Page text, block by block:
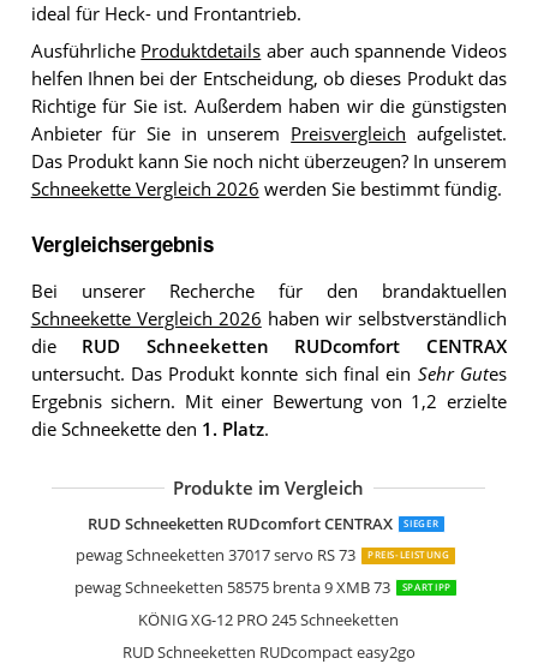
ideal für Heck- und Frontantrieb.
Ausführliche Produktdetails aber auch spannende Videos
helfen Ihnen bei der Entscheidung, ob dieses Produkt das
Richtige für Sie ist. Außerdem haben wir die günstigsten
Anbieter für Sie in unserem Preisvergleich aufgelistet.
Das Produkt kann Sie noch nicht überzeugen? In unserem
Schneekette Vergleich 2026 werden Sie bestimmt fündig.
Vergleichsergebnis
Bei unserer Recherche für den brandaktuellen
Schneekette Vergleich 2026 haben wir selbstverständlich
die RUD Schneeketten RUDcomfort CENTRAX
untersucht. Das Produkt konnte sich final ein Sehr Gutes
Ergebnis sichern. Mit einer Bewertung von 1,2 erzielte
die Schneekette den 1. Platz.
Produkte im Vergleich
RUD Schneeketten RUDcomfort CENTRAX SIEGER
pewag Schneeketten 37017 servo RS 73 PREIS-LEISTUNG
pewag Schneeketten 58575 brenta 9 XMB 73 SPARTIPP
KÖNIG XG-12 PRO 245 Schneeketten
RUD Schneeketten RUDcompact easy2go
pewag Schneeketten 12361 brenta-c
pewag Schneeketten 37145 servo suv
KÖNIG CL-10 100 Schneeketten
König CB-12 104 Schneeketten 2 Stück
pewag Schneeketten 88990 snox pro
Lescars Schneeketten NX3023
Filmer 18626 Schneekette SuperGrip
RUD Schneeketten RUDcompact GRIP
Sumex Schneeketten HUSA100
Michelin 92308 Schneekette M1
Michelin 92303 Textilschneeketten